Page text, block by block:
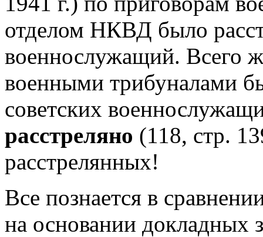
отделом НКВД было
военнослужащий. Всего
военными трибуналами
советских
расстреляно (118, стр.
расстрелянных!
Все познается в
на основании докладных